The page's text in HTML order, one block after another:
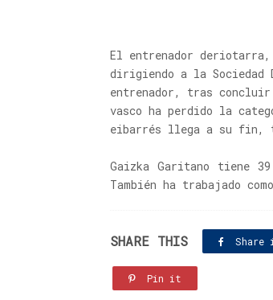
El entrenador deriotarra,
dirigiendo a la Sociedad
entrenador, tras
vasco ha perdido la
eibarrés llega a su fin,
Gaizka Garitano tiene
También ha trabajado
SHARE THIS Share
Pin it